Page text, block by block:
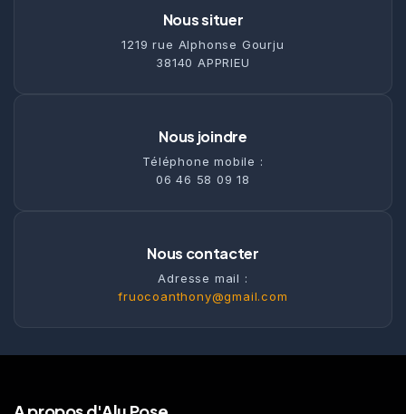
Nous situer
1219 rue Alphonse Gourju
38140 APPRIEU
Nous joindre
Téléphone mobile :
06 46 58 09 18
Nous contacter
Adresse mail :
fruocoanthony@gmail.com